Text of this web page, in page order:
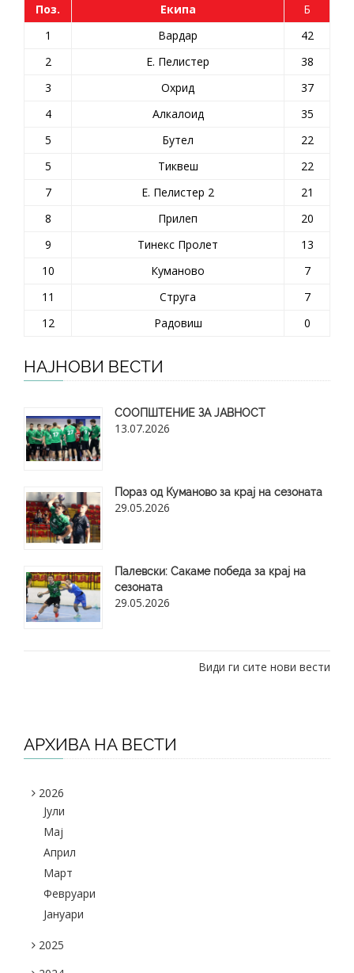
Поз. Екипа
Б
1
Вардар
42
2
Е. Пелистер
38
3
Охрид
37
4
Алкалоид
35
5
Бутел
22
5
Тиквеш
22
7
Е. Пелистер 2
21
8
Прилеп
20
9
Тинекс Пролет
13
10
Куманово
7
11
Струга
7
12
Радовиш 0
НАЈНОВИ ВЕСТИ
СООПШТЕНИЕ ЗА ЈАВНОСТ
13.07.2026
Пораз од Куманово за крај на сезоната
29.05.2026
​Палевски: Сакаме победа за крај на
сезоната
29.05.2026
Види ги сите нови вести
АРХИВА НА ВЕСТИ
2026
Јули
Maj
Април
Март
Февруари
Јануари
2025